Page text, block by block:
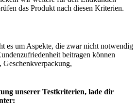
das Produkt nach diesen Kriterien.
es um Aspekte, die zwar nicht notwendig
beitragen können
Geschenkverpackung,
unserer Testkriterien, lade dir